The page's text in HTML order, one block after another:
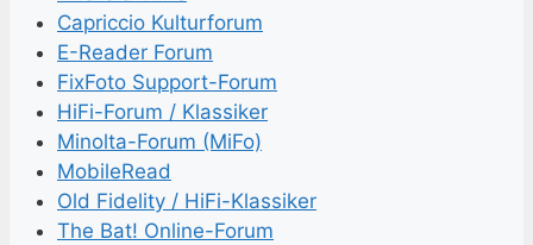
Capriccio Kulturforum
E-Reader Forum
FixFoto Support-Forum
HiFi-Forum / Klassiker
Minolta-Forum (MiFo)
MobileRead
Old Fidelity / HiFi-Klassiker
The Bat! Online-Forum